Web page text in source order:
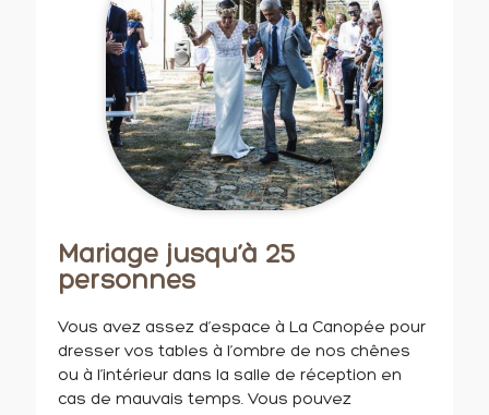
Mariage jusqu’à 25
personnes
Vous avez assez d’espace à La Canopée pour
dresser vos tables à l’ombre de nos chênes
ou à l’intérieur dans la salle de réception en
cas de mauvais temps. Vous pouvez